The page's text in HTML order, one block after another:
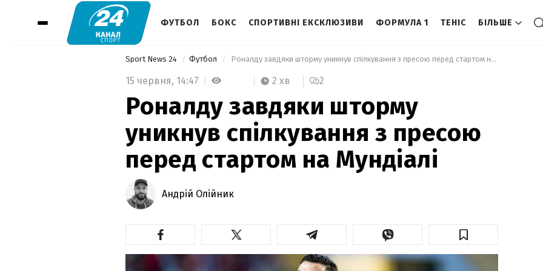
ФУТБОЛ БОКС СПОРТИВНІ ЕКСКЛЮЗИВИ ФОРМУЛА 1 ТЕНІС БІЛЬШЕ
Sport News 24 Футбол Роналду завдяки шторму уникнув спілкування з пресою перед стартом на Мундіалі
15 червня, 14:47 2 хв 2
Роналду завдяки шторму
уникнув спілкування з пресою
перед стартом на Мундіалі
Андрій Олійник